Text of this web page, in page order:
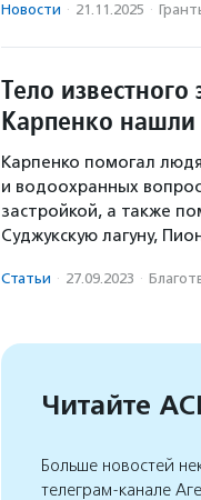
Новости · 21.11.2025 ·
Тело
Карпенко
Карпенко помогал
и водоохранных
застройкой, а также
Суджукскую лагуну,
Статьи · 27.09.2023 ·
Читайте
Больше новостей
телеграм-канале